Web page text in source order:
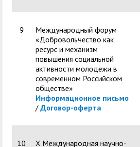
9
Международный форум
«Добровольчество как
ресурс и механизм
повышения социальной
активности молодежи в
современном Российском
обществе»
Информационное письмо
/ Договор-оферта
10
X Международная научно-